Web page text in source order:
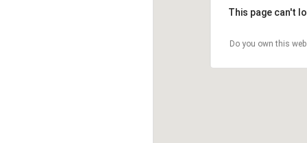
This page can't
Do you own this